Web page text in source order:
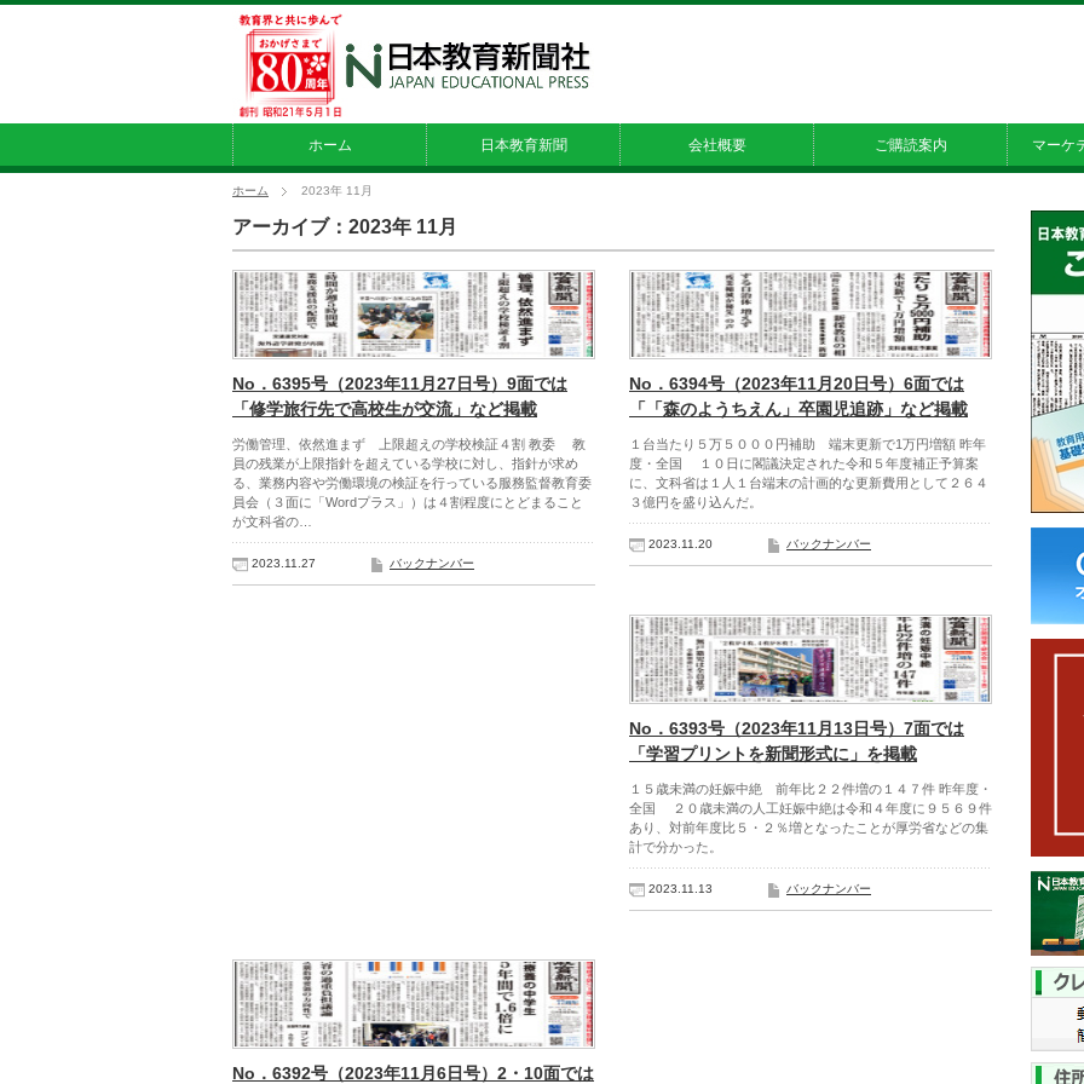
ホーム 日本教育新聞 会社概要 ご購読案内 マーケ
ホーム 2023年 11月
アーカイブ：2023年 11月
No．6395号（2023年11月27日号）9面では
「修学旅行先で高校生が交流」など掲載
労働管理、依然進まず 上限超えの学校検証４割 教委 教
員の残業が上限指針を超えている学校に対し、指針が求め
る、業務内容や労働環境の検証を行っている服務監督教育委
員会（３面に「Wordプラス」）は４割程度にとどまること
が文科省の…
2023.11.27 バックナンバー
No．6394号（2023年11月20日号）6面では
「「森のようちえん」卒園児追跡」など掲載
１台当たり５万５０００円補助 端末更新で1万円増額 昨年
度・全国 １０日に閣議決定された令和５年度補正予算案
に、文科省は１人１台端末の計画的な更新費用として２６４
３億円を盛り込んだ。
2023.11.20 バックナンバー
No．6393号（2023年11月13日号）7面では
「学習プリントを新聞形式に」を掲載
１５歳未満の妊娠中絶 前年比２２件増の１４７件 昨年度・
全国 ２０歳未満の人工妊娠中絶は令和４年度に９５６９件
あり、対前年度比５・２％増となったことが厚労省などの集
計で分かった。
2023.11.13 バックナンバー
No．6392号（2023年11月6日号）2・10面では